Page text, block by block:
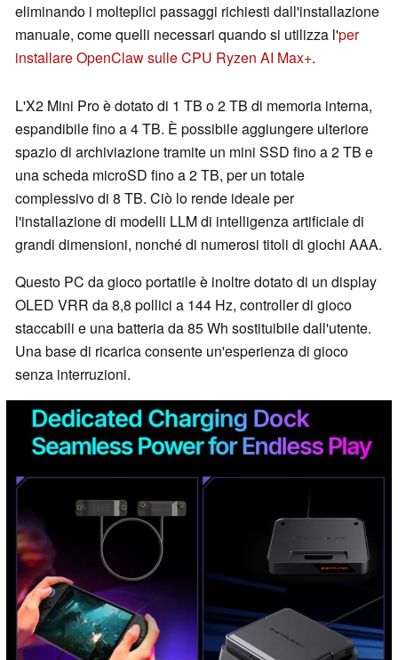
eliminando i molteplici passaggi richiesti dall'installazione
manuale, come quelli necessari quando si utilizza l'per
installare OpenClaw sulle CPU Ryzen AI Max+.
L'X2 Mini Pro è dotato di 1 TB o 2 TB di memoria interna,
espandibile fino a 4 TB. È possibile aggiungere ulteriore
spazio di archiviazione tramite un mini SSD fino a 2 TB e
una scheda microSD fino a 2 TB, per un totale
complessivo di 8 TB. Ciò lo rende ideale per
l'installazione di modelli LLM di intelligenza artificiale di
grandi dimensioni, nonché di numerosi titoli di giochi AAA.
Questo PC da gioco portatile è inoltre dotato di un display
OLED VRR da 8,8 pollici a 144 Hz, controller di gioco
staccabili e una batteria da 85 Wh sostituibile dall'utente.
Una base di ricarica consente un'esperienza di gioco
senza interruzioni.